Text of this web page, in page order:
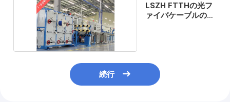
LSZH FTTHの光フ
ァイバケーブルの生
続行